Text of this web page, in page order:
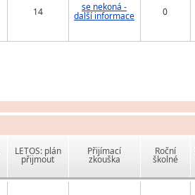
14 se nekoná -
další informace 0
LETOS: plán
přijmout
Přijímací
zkouška
Roční
školné